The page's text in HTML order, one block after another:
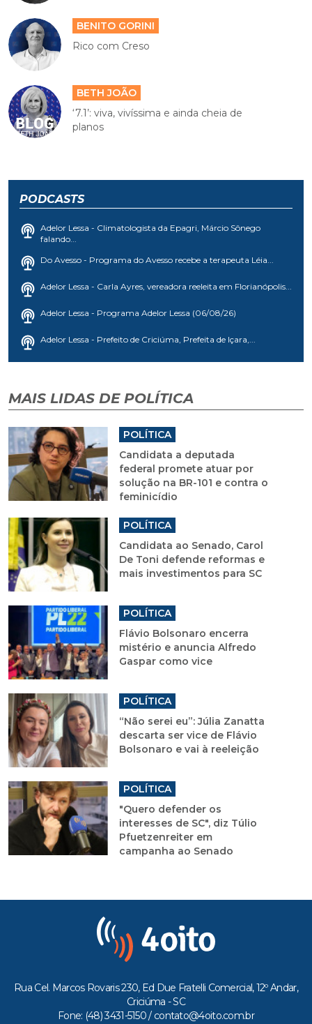
BENITO GORINI
Rico com Creso
BETH JOÃO
‘7.1’: viva, vivíssima e ainda cheia de
planos
PODCASTS
Adelor Lessa - Climatologista da Epagri, Márcio Sônego
falando...
Do Avesso - Programa do Avesso recebe a terapeuta Léia...
Adelor Lessa - Carla Ayres, vereadora reeleita em Florianópolis...
Adelor Lessa - Programa Adelor Lessa (06/08/26)
Adelor Lessa - Prefeito de Criciúma, Prefeita de Içara,...
MAIS LIDAS DE POLÍTICA
POLÍTICA
Candidata a deputada
federal promete atuar por
solução na BR-101 e contra o
feminicídio
POLÍTICA
Candidata ao Senado, Carol
De Toni defende reformas e
mais investimentos para SC
POLÍTICA
Flávio Bolsonaro encerra
mistério e anuncia Alfredo
Gaspar como vice
POLÍTICA
“Não serei eu”: Júlia Zanatta
descarta ser vice de Flávio
Bolsonaro e vai à reeleição
POLÍTICA
"Quero defender os
interesses de SC", diz Túlio
Pfuetzenreiter em
campanha ao Senado
Rua Cel. Marcos Rovaris 230, Ed Due Fratelli Comercial, 12º Andar,
Criciúma - SC
Fone: (48) 3431-5150 / contato@4oito.com.br